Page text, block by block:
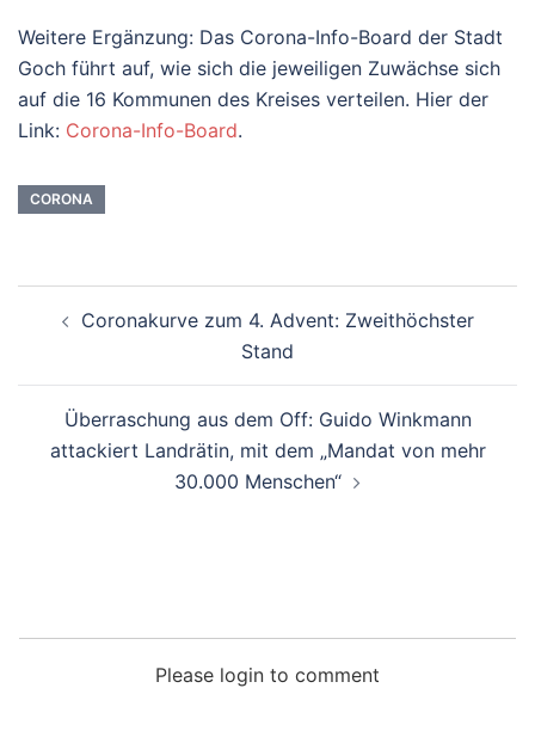
Weitere Ergänzung: Das Corona-Info-Board der Stadt
Goch führt auf, wie sich die jeweiligen Zuwächse sich
auf die 16 Kommunen des Kreises verteilen. Hier der
Link: Corona-Info-Board.
CORONA
Coronakurve zum 4. Advent: Zweithöchster
Stand
Überraschung aus dem Off: Guido Winkmann
attackiert Landrätin, mit dem „Mandat von mehr
30.000 Menschen“
Please login to comment